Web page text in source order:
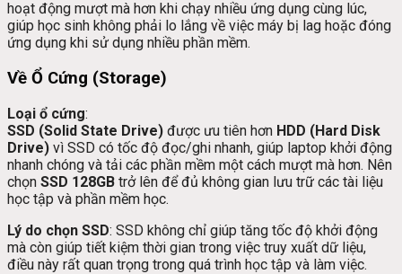
hoạt động mượt mà hơn khi chạy nhiều ứng dụng cùng lúc,
giúp học sinh không phải lo lắng về việc máy bị lag hoặc đóng
ứng dụng khi sử dụng nhiều phần mềm.
Về Ổ Cứng (Storage)
Loại ổ cứng:
SSD (Solid State Drive) được ưu tiên hơn HDD (Hard Disk
Drive) vì SSD có tốc độ đọc/ghi nhanh, giúp laptop khởi động
nhanh chóng và tải các phần mềm một cách mượt mà hơn. Nên
chọn SSD 128GB trở lên để đủ không gian lưu trữ các tài liệu
học tập và phần mềm học.
Lý do chọn SSD: SSD không chỉ giúp tăng tốc độ khởi động
mà còn giúp tiết kiệm thời gian trong việc truy xuất dữ liệu,
điều này rất quan trọng trong quá trình học tập và làm việc.